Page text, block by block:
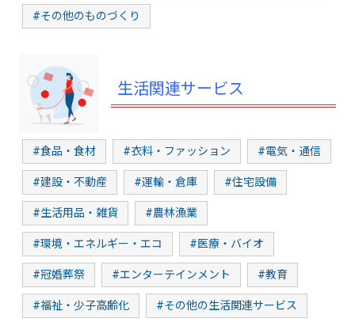
#その他のものづくり
生活関連サービス
#食品・食材 #衣料・ファッション #電気・通信
#建設・不動産 #運輸・倉庫 #住宅設備
#生活用品・雑貨 #農林漁業
#環境・エネルギー・エコ #医療・バイオ
#冠婚葬祭 #エンターテインメント #教育
#福祉・少子高齢化 #その他の生活関連サービス